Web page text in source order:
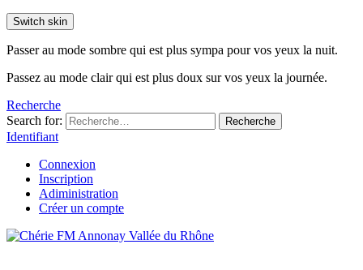
Switch skin
Passer au mode sombre qui est plus sympa pour vos yeux la nuit.
Passez au mode clair qui est plus doux sur vos yeux la journée.
Recherche
Search for:
Recherche
Identifiant
Connexion
Inscription
Adiministration
Créer un compte